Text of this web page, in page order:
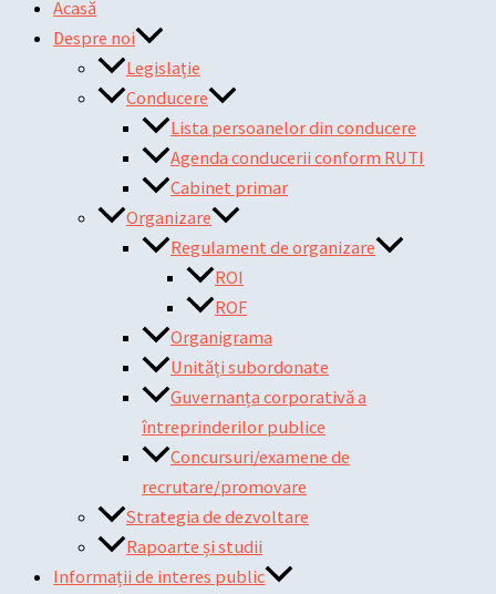
Acasă
Despre noi
Legislație
Conducere
Lista persoanelor din conducere
Agenda conducerii conform RUTI
Cabinet primar
Organizare
Regulament de organizare
ROI
ROF
Organigrama
Unități subordonate
Guvernanța corporativă a
întreprinderilor publice
Concursuri/examene de
recrutare/promovare
Strategia de dezvoltare
Rapoarte și studii
Informații de interes public